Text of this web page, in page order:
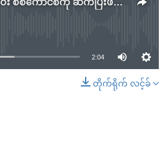
source currently available
2:04
တိုက်ရိုက် လင့်ခ်